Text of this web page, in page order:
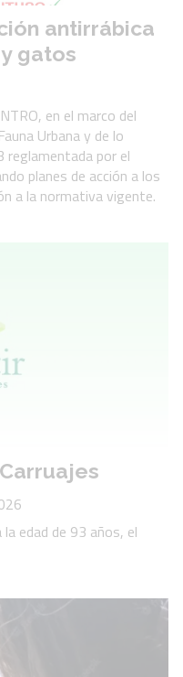
antirrábica
gatos
en el marco del
Urbana y de lo
reglamentada por el
planes de acción a los
a la normativa vigente.
la edad de 93 años, el